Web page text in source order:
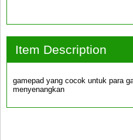
Item Description
gamepad yang cocok untuk para
menyenangkan